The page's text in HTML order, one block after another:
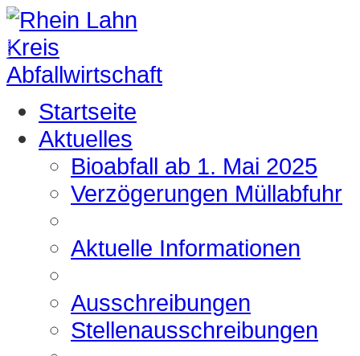
Startseite
Aktuelles
Bioabfall ab 1. Mai 2025
Verzögerungen Müllabfuhr
Aktuelle Informationen
Ausschreibungen
Stellenausschreibungen
IMAGEVIDEO